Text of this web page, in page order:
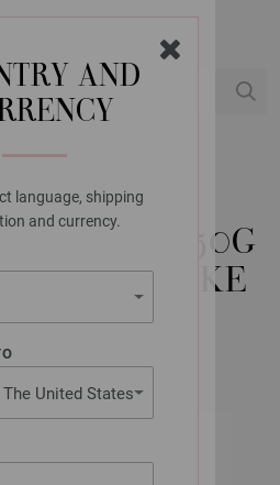
AND
language, shipping
and currency.
The United States
GROSSA
6-FACH 150G
SNOW FLAKE